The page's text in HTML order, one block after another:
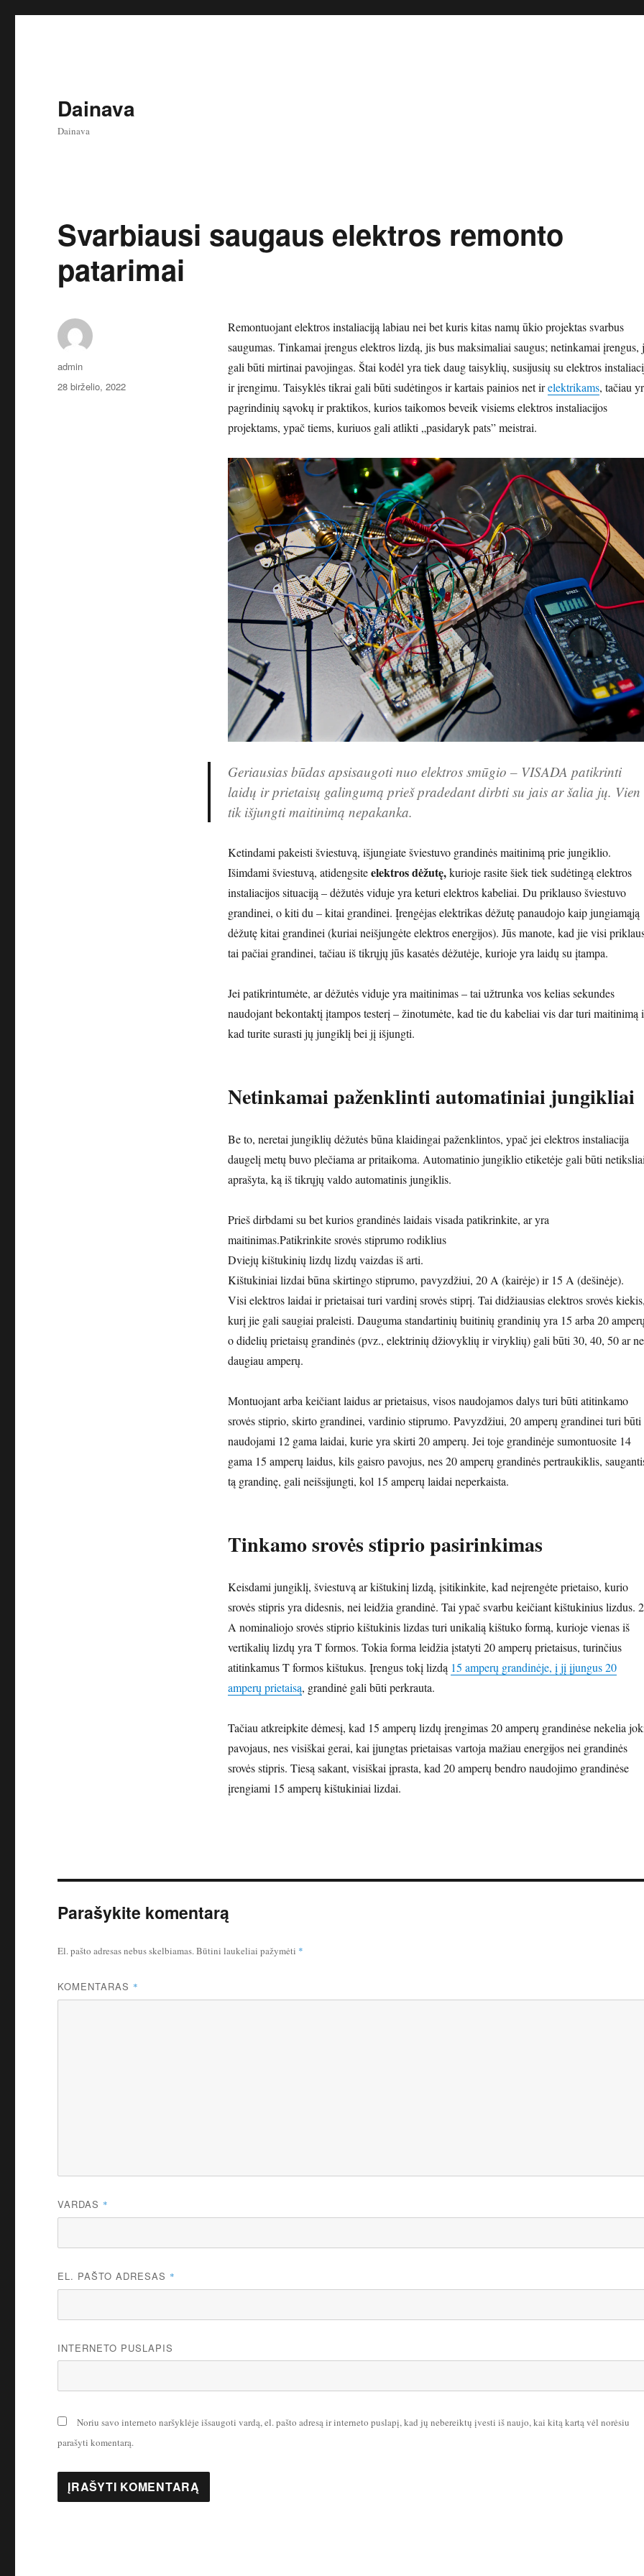
Dainava
Dainava
Svarbiausi saugaus elektros remonto
patarimai
Remontuojant elektros instaliaciją labiau nei bet kuris kitas namų ūkio projektas svarbus
saugumas. Tinkamai įrengus elektros lizdą, jis bus maksimaliai saugus; netinkamai įrengus,
gali būti mirtinai pavojingas. Štai kodėl yra tiek daug taisyklių, susijusių su elektros
ir įrengimu. Taisyklės tikrai gali būti sudėtingos ir kartais painios net irelektrikams, tačiau
pagrindinių sąvokų ir praktikos, kurios taikomos beveik visiems elektros instaliacijos
projektams, ypač tiems, kuriuos gali atlikti „pasidaryk pats” meistrai.
Geriausias būdas apsisaugoti nuo elektros smūgio – VISADA patikrinti
laidų ir prietaisų galingumą prieš pradedant dirbti su jais ar šalia jų. Vien
tik išjungti maitinimą nepakanka.
Ketindami pakeisti šviestuvą, išjungiate šviestuvo grandinės maitinimą prie jungiklio.
Išimdami šviestuvą, atidengsiteelektros dėžutę,kurioje rasite šiek tiek sudėtingą elektros
instaliacijos situaciją – dėžutės viduje yra keturi elektros kabeliai. Du priklauso šviestuvo
grandinei, o kiti du – kitai grandinei. Įrengėjas elektrikas dėžutę panaudojo kaip jungiamąją
dėžutę kitai grandinei (kuriai neišjungėte elektros energijos). Jūs manote, kad jie visi
tai pačiai grandinei, tačiau iš tikrųjų jūs kasatės dėžutėje, kurioje yra laidų su įtampa.
Jei patikrintumėte, ar dėžutės viduje yra maitinimas – tai užtrunka vos kelias sekundes
naudojant bekontaktį įtampos testerį – žinotumėte, kad tie du kabeliai vis dar turi maitinimą
kad turite surasti jų jungiklį bei jį išjungti.
Netinkamai paženklinti automatiniai jungikliai
Be to, neretai jungiklių dėžutės būna klaidingai paženklintos, ypač jei elektros instaliacija
daugelį metų buvo plečiama ar pritaikoma. Automatinio jungiklio etiketėje gali būti
aprašyta, ką iš tikrųjų valdo automatinis jungiklis.
Prieš dirbdami su bet kurios grandinės laidais visada patikrinkite, ar yra
maitinimas.Patikrinkite srovės stiprumo rodiklius
Dviejų kištukinių lizdų lizdų vaizdas iš arti.
Kištukiniai lizdai būna skirtingo stiprumo, pavyzdžiui, 20 A (kairėje) ir 15 A (dešinėje).
Visi elektros laidai ir prietaisai turi vardinį srovės stiprį. Tai didžiausias elektros srovės
kurį jie gali saugiai praleisti. Dauguma standartinių buitinių grandinių yra 15 arba 20
o didelių prietaisų grandinės (pvz., elektrinių džiovyklių ir viryklių) gali būti 30, 40, 50 ar
daugiau amperų.
Montuojant arba keičiant laidus ar prietaisus, visos naudojamos dalys turi būti atitinkamo
srovės stiprio, skirto grandinei, vardinio stiprumo. Pavyzdžiui, 20 amperų grandinei turi būti
naudojami 12 gama laidai, kurie yra skirti 20 amperų. Jei toje grandinėje sumontuosite 14
gama 15 amperų laidus, kils gaisro pavojus, nes 20 amperų grandinės pertraukiklis,
tą grandinę, gali neišsijungti, kol 15 amperų laidai neperkaista.
Tinkamo srovės stiprio pasirinkimas
Keisdami jungiklį, šviestuvą ar kištukinį lizdą, įsitikinkite, kad neįrengėte prietaiso, kurio
srovės stipris yra didesnis, nei leidžia grandinė. Tai ypač svarbu keičiant kištukinius lizdus.
A nominaliojo srovės stiprio kištukinis lizdas turi unikalią kištuko formą, kurioje vienas iš
vertikalių lizdų yra T formos. Tokia forma leidžia įstatyti 20 amperų prietaisus, turinčius
atitinkamus T formos kištukus. Įrengus tokį lizdą 15 amperų grandinėje, į jį įjungus 20
amperų prietaisą, grandinė gali būti perkrauta.
Tačiau atkreipkite dėmesį, kad 15 amperų lizdų įrengimas 20 amperų grandinėse nekelia
pavojaus, nes visiškai gerai, kai įjungtas prietaisas vartoja mažiau energijos nei grandinės
srovės stipris. Tiesą sakant, visiškai įprasta, kad 20 amperų bendro naudojimo grandinėse
įrengiami 15 amperų kištukiniai lizdai.
Autorius
admin
Paskelbta
28 birželio, 2022
Parašykite komentarą
El. pašto adresas nebus skelbiamas. Būtini laukeliai pažymėti *
KOMENTARAS *
VARDAS *
EL. PAŠTO ADRESAS *
INTERNETO PUSLAPIS
Noriu savo interneto naršyklėje išsaugoti vardą, el. pašto adresą ir interneto puslapį, kad jų nebereiktų įvesti iš naujo, kai kitą kartą vėl norėsiu
parašyti komentarą.